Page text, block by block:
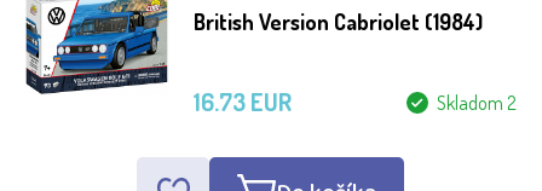
10+
11+
British Version Cabriolet (1984)
Skladom 2
16.73 EUR